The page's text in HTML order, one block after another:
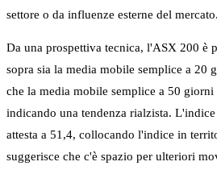
settore o da influenze esterne del mercato.
Da una prospettiva tecnica, l'ASX 200 è
sopra sia la media mobile semplice a 20
che la media mobile semplice a 50
indicando una tendenza rialzista.
attesta a 51,4, collocando l'indice in
suggerisce che c'è spazio per ulteriori